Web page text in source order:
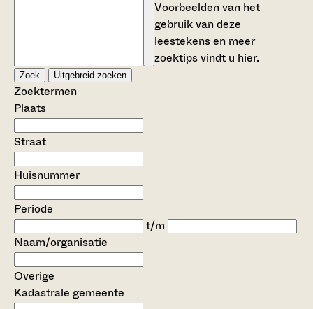
Voorbeelden van het
gebruik van deze
leestekens en meer
zoektips vindt u hier.
Zoek Uitgebreid zoeken
Zoektermen
Plaats
Straat
Huisnummer
Periode
t/m
Naam/organisatie
Overige
Kadastrale gemeente